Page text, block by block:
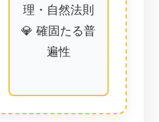
理・自然法則
💎 確固たる普
遍性